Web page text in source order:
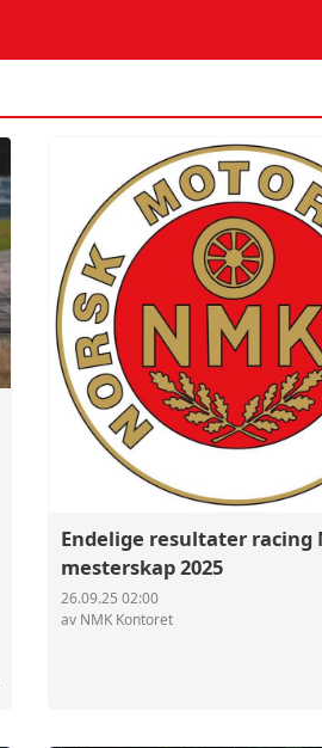
Endelige resultater racing
mesterskap 2025
26.09.25 02:00
av NMK Kontoret